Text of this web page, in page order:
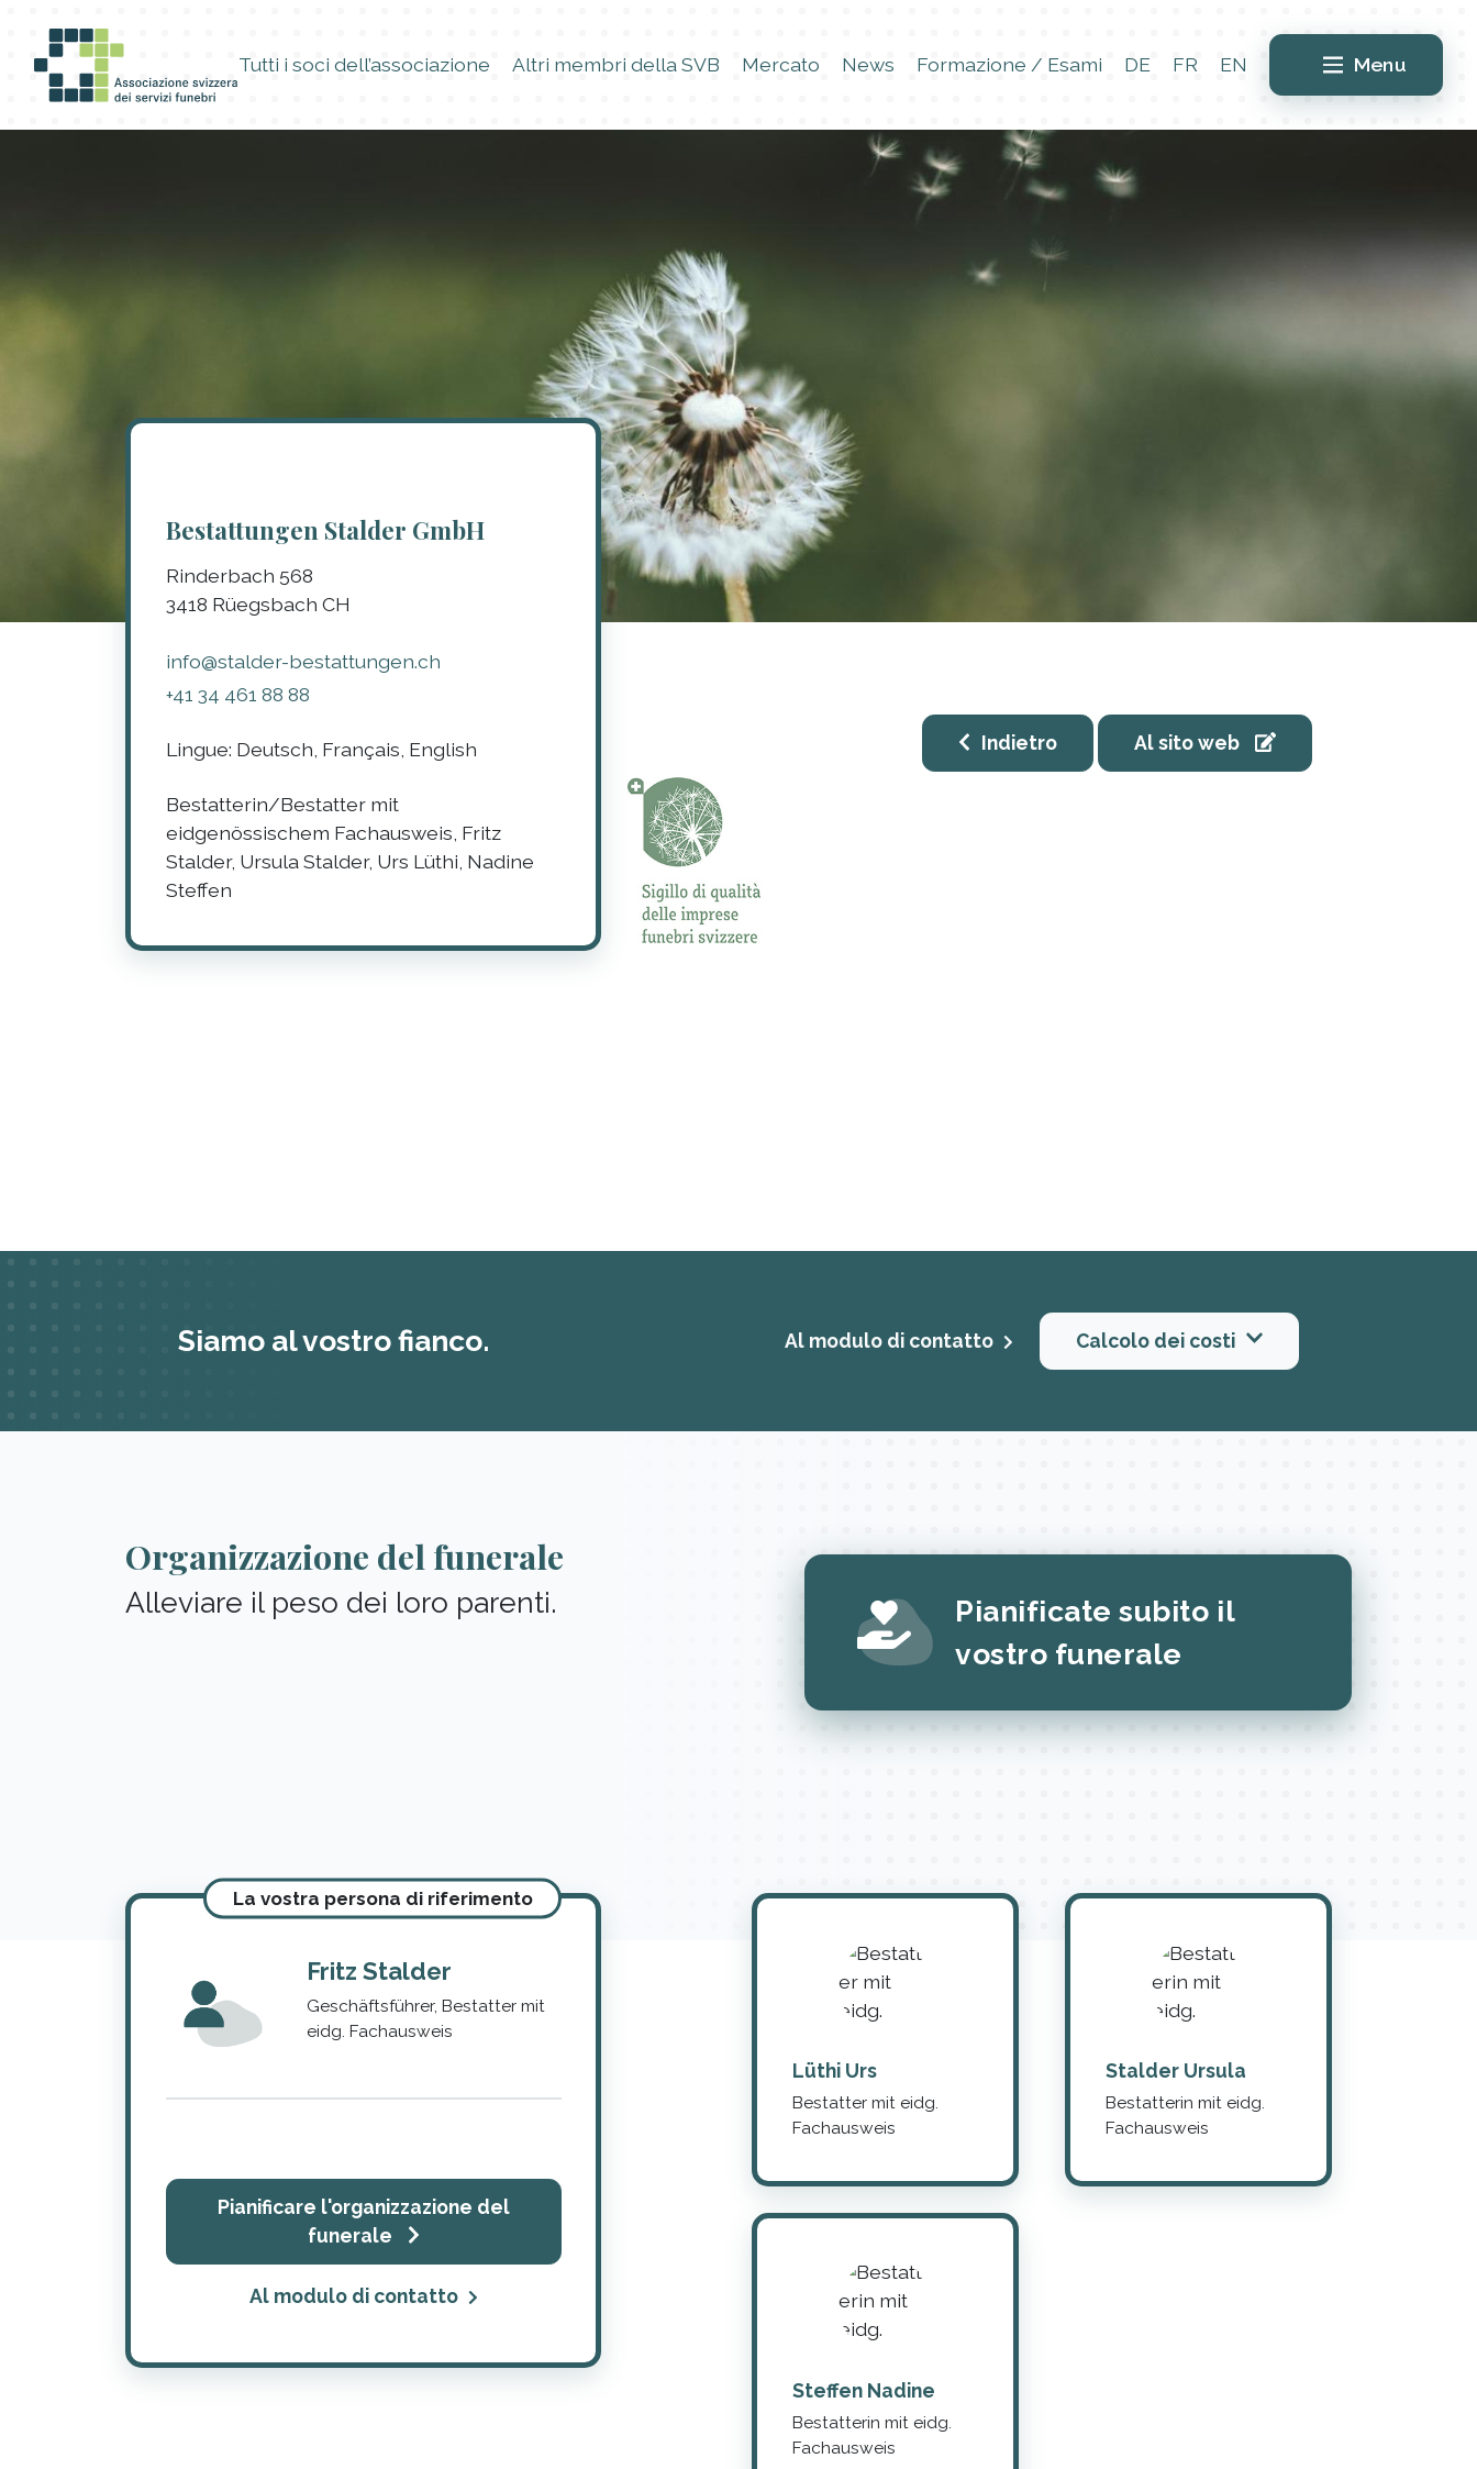
Tutti i soci dell’associazione Altri membri della SVB Mercato News Formazione / Esami DE FR EN Menu
Bestattungen Stalder GmbH
Rinderbach 568
3418 Rüegsbach CH
info@stalder-bestattungen.ch
+41 34 461 88 88
Lingue: Deutsch, Français, English
Bestatterin/Bestatter mit
eidgenössischem Fachausweis, Fritz
Stalder, Ursula Stalder, Urs Lüthi, Nadine
Steffen
Indietro Al sito web
Siamo al vostro fianco. Al modulo di contatto Calcolo dei costi
Organizzazione del funerale
Alleviare il peso dei loro parenti.
Pianificate subito il
vostro funerale
La vostra persona di riferimento
Fritz Stalder
Geschäftsführer, Bestatter mit
eidg. Fachausweis
Pianificare l'organizzazione del
funerale
Al modulo di contatto
Lüthi Urs
Bestatter mit eidg.
Fachausweis
Stalder Ursula
Bestatterin mit eidg.
Fachausweis
Steffen Nadine
Bestatterin mit eidg.
Fachausweis